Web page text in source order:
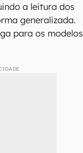
a leitura dos
generalizada.
para os modelos